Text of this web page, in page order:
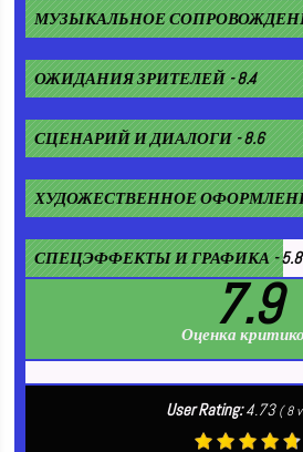
МУЗЫКАЛЬНОЕ
ОЖИДАНИЯ ЗРИТЕЛЕЙ - 8.4
СЦЕНАРИЙ И ДИАЛОГИ - 8.6
ХУДОЖЕСТВЕННОЕ
СПЕЦЭФФЕКТЫ И ГРАФИКА - 5.8
7.9
Оценка
User Rating:4.73 (8